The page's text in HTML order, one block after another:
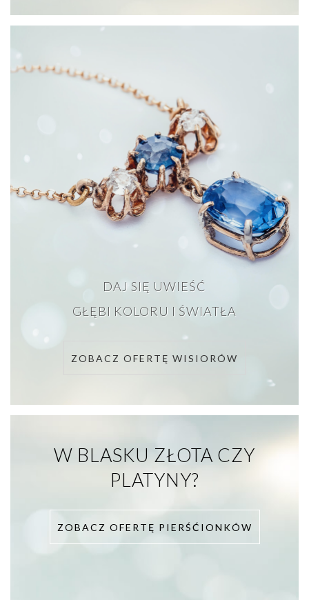
DAJ SIĘ UWIEŚĆ
GŁĘBI KOLORU I ŚWIATŁA
ZOBACZ OFERTĘ WISIORÓW
W BLASKU ZŁOTA CZY
PLATYNY?
ZOBACZ OFERTĘ PIERŚĆIONKÓW